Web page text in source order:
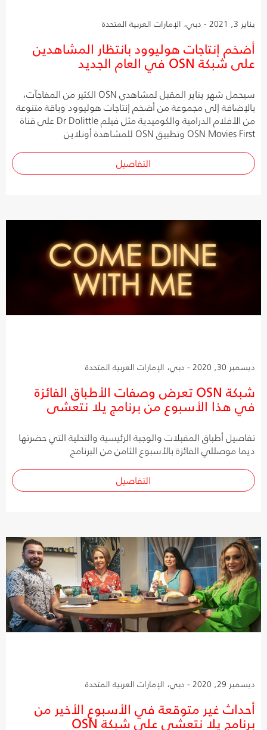
يناير 3, 2021 - دبي، الإمارات العربية المتحدة
أضخم إنتاجات هوليوود بانتظار المشاهدين
على شبكة OSN في العام الجديد
سيحمل شهر يناير المقبل لمشاهدي OSN الكثير من المفاجآت،
بالإضافة إلى مجموعة من أضخم إنتاجات هوليوود وباقة متنوعة
من الأفلام الدرامية والكوميدية مثل فيلم Dr Dolittle على قناة
OSN Movies First وتطبيق OSN للمشاهدة أونلاين
التفاصيل
ديسمبر 30, 2020 - دبي، الإمارات العربية المتحدة
شبكة OSN تعرض وصفات الأطباق الفائزة
في هذا الأسبوع من برنامج يلا نتعشى
تفاصيل أطباق المقبلات والوجبة الرئيسية والتحلية التي حضرتها
ديما موصللي الفائزة بالأسبوع الثامن من البرنامج
التفاصيل
ديسمبر 29, 2020 - دبي، الإمارات العربية المتحدة
أحداث غير متوقعة في الأسبوع الأخير من
برنامج يلا نتعشى على شبكة OSN